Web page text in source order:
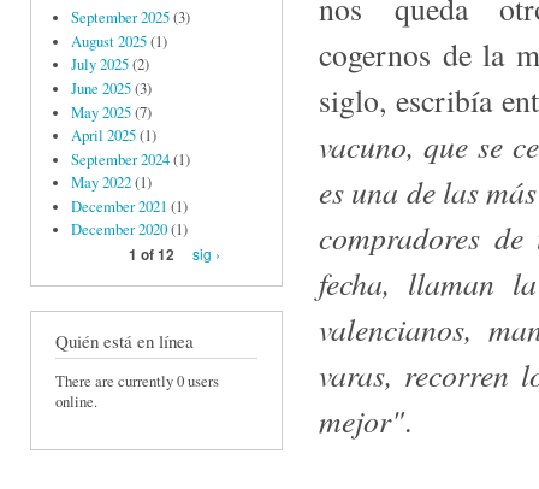
September 2025(3)
August 2025(1)
July 2025(2)
June 2025(3)
May 2025(7)
April 2025(1)
September 2024(1)
May 2022(1)
December 2021 (1)
December 2020(1)
1 of 12
sig ›
Quién está en línea
There are currently 0 users
online.
cogernos de la
siglo, escribía
vacuno, que se
es una de las
compradores
fecha, llaman
valencianos,
varas, recorren
mejor".